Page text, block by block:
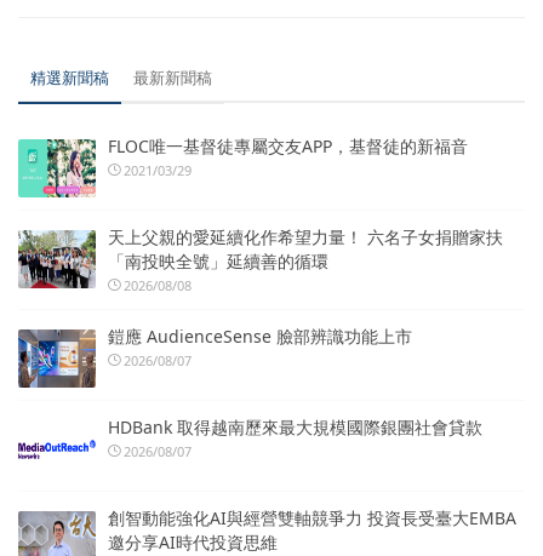
精選新聞稿 最新新聞稿
FLOC唯一基督徒專屬交友APP，基督徒的新福音
2021/03/29
天上父親的愛延續化作希望力量！ 六名子女捐贈家扶
「南投映全號」延續善的循環
2026/08/08
鎧應 AudienceSense 臉部辨識功能上市
2026/08/07
HDBank 取得越南歷來最大規模國際銀團社會貸款
2026/08/07
創智動能強化AI與經營雙軸競爭力 投資長受臺大EMBA
邀分享AI時代投資思維